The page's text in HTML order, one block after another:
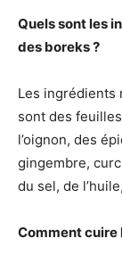
Quels sont les
des boreks ?
Les ingrédients
sont des
l’oignon, des
gingembre,
du sel, de
Comment cuire